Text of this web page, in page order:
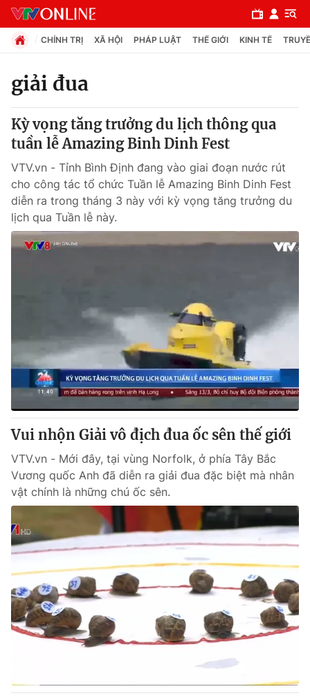
Chuyên mục
Chính trị
Xã hội
Pháp luật
Thế giới đó đây
Câu chuyện quốc tế
Kinh tế
Tài chính
Thị trường
Góc doanh nghiệp
Dữ liệu và đời sống
Truyền hình
Phim VTV
Hậu trường
Nhân vật
Khán giả
Giải sao mai
Giải trí
Điện ảnh
Sao
Đời sống
Du lịch
Làm đẹp
Chất lượng cuộc sống
Giáo dục
Tuyển sinh
Học trực tuyến
Công nghệ
Hitech Công nghệ tương lai
Sản phẩm
Tư vấn
Giao lưu trực tuyến
CHÍNH TRỊ XÃ HỘI PHÁP LUẬT THẾ GIỚI KINH TẾ
giải đua
Kỳ vọng tăng trưởng du lịch thông qua
tuần lễ Amazing Binh Dinh Fest
VTV.vn - Tỉnh Bình Định đang vào giai đoạn nước rút
cho công tác tổ chức Tuần lễ Amazing Binh Dinh Fest
diễn ra trong tháng 3 này với kỳ vọng tăng trưởng du
lịch qua Tuần lễ này.
Vui nhộn Giải vô địch đua ốc sên thế giới
VTV.vn - Mới đây, tại vùng Norfolk, ở phía Tây Bắc
Vương quốc Anh đã diễn ra giải đua đặc biệt mà nhân
vật chính là những chú ốc sên.